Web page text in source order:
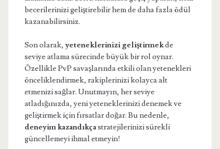
becerilerinizi geliştirebilir hem de daha fazla ödül
kazanabilirsiniz.
Son olarak, yeteneklerinizi geliştirmekde
seviye atlama sürecinde büyük bir rol oynar.
Özellikle PvP savaşlarında etkili olan yetenekleri
önceliklendirmek, rakiplerinizi kolayca alt
etmenizi sağlar. Unutmayın, her seviye
atladığınızda, yeni yeteneklerinizi denemek ve
geliştirmek için fırsatlar doğar. Bu nedenle,
deneyim kazandıkçastratejilerinizi sürekli
güncellemeyi ihmal etmeyin!